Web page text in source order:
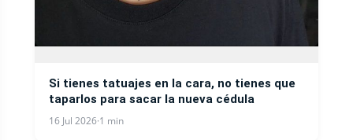
Si tienes tatuajes en la cara, no tienes que
taparlos para sacar la nueva cédula
16 Jul 2026·1 min